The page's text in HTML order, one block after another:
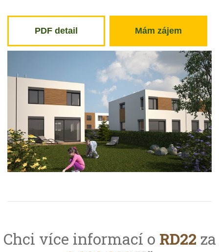
PDF detail Mám zájem
Chci více informací o RD22 za